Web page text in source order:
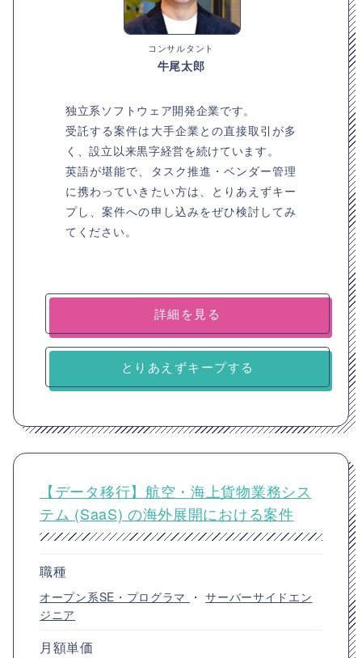
コンサルタント
牛尾太郎
独立系ソフトウェア開発企業です。
受託する案件は大手企業との直接取引が多
く、設立以来黒字経営を続けています。
英語が堪能で、タスク推進・ベンダー管理
に携わっていきたい方は、とりあえずキー
プし、案件への申し込みをぜひ検討してみ
てください。
詳細を見る
とりあえずキープする
【データ移行】航空・海上貨物業務シス
テム (SaaS) の海外展開における案件
職種
オープン系SE・プログラマ ・サーバーサイドエン
ジニア
月額単価